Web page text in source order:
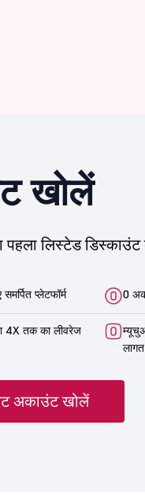
खोलें
पहला लिस्टेड डिस्काउंट
प्लेटफॉर्म 0
4X तक का लीवरेज
लागत
अकाउंट खोलें